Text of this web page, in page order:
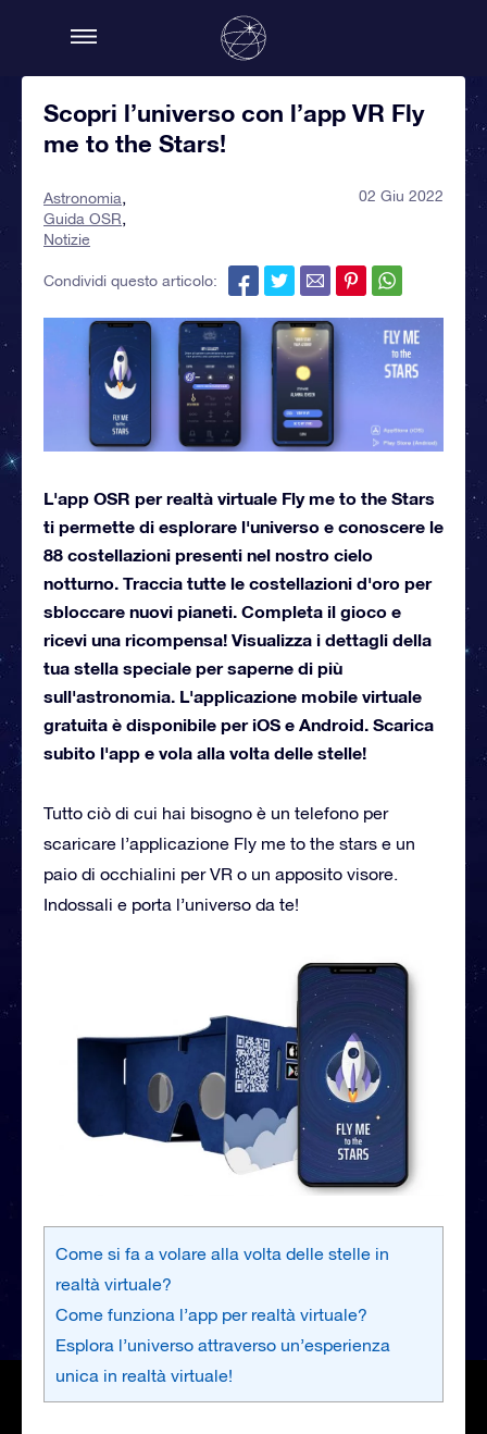
Scopri l’universo con l’app VR Fly
me to the Stars!
Astronomia
Guida OSR
Notizie
02 Giu 2022
Condividi questo articolo:
L'app OSR per realtà virtuale Fly me to the Stars
ti permette di esplorare l'universo e conoscere le
88 costellazioni presenti nel nostro cielo
notturno. Traccia tutte le costellazioni d'oro per
sbloccare nuovi pianeti. Completa il gioco e
ricevi una ricompensa! Visualizza i dettagli della
tua stella speciale per saperne di più
sull'astronomia. L'applicazione mobile virtuale
gratuita è disponibile per iOS e Android. Scarica
subito l'app e vola alla volta delle stelle!
Tutto ciò di cui hai bisogno è un telefono per
scaricare l’applicazione Fly me to the stars e un
paio di occhialini per VR o un apposito visore.
Indossali e porta l’universo da te!
Come si fa a volare alla volta delle stelle in
realtà virtuale?
Come funziona l’app per realtà virtuale?
Esplora l’universo attraverso un’esperienza
unica in realtà virtuale!